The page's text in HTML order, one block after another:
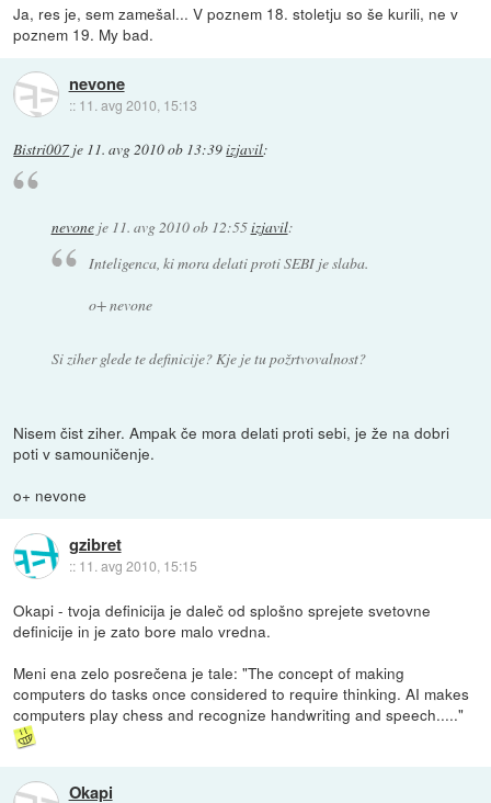
Ja, res je, sem zamešal... V poznem 18. stoletju so še kurili, ne v
poznem 19. My bad.
nevone
:: 11. avg 2010, 15:13
Bistri007 je 11. avg 2010 ob 13:39izjavil:
nevoneje 11. avg 2010 ob 12:55izjavil:
Inteligenca, ki mora delati proti SEBI je slaba.
o+ nevone
Si ziher glede te definicije? Kje je tu požrtvovalnost?
Nisem čist ziher. Ampak če mora delati proti sebi, je že na dobri
poti v samouničenje.
o+ nevone
gzibret
:: 11. avg 2010, 15:15
Okapi - tvoja definicija je daleč od splošno sprejete svetovne
definicije in je zato bore malo vredna.
Meni ena zelo posrečena je tale: "The concept of making
computers do tasks once considered to require thinking. AI makes
computers play chess and recognize handwriting and speech....."
Okapi